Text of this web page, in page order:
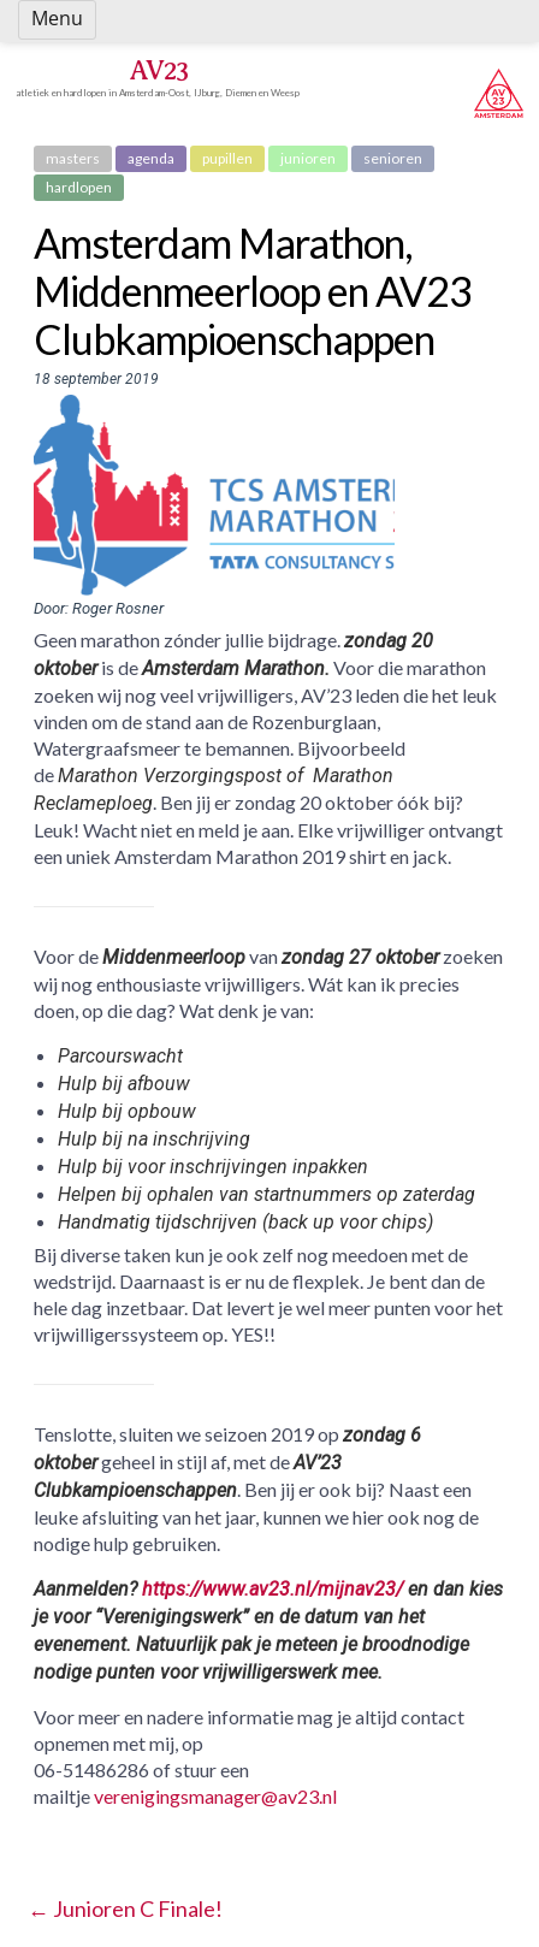
Spring
naar
AV23
atletiek en hardlopen in Amsterdam-Oost, IJburg, Diemen en Weesp
masters agenda pupillen junioren
senioren
hardlopen
Amsterdam Marathon,
Middenmeerloop en AV23
Clubkampioenschappen
18 september 2019
Door: Roger Rosner
Geen marathon zónder jullie bijdrage.zondag 20
oktoberis deAmsterdam Marathon. Voor die marathon
zoeken wij nog veel vrijwilligers, AV’23 leden die het leuk
vinden om de stand aan de Rozenburglaan,
Watergraafsmeer te bemannen. Bijvoorbeeld
deMarathon Verzorgingspost of Marathon
Reclameploeg . Ben jij er zondag 20 oktober óók bij?
Leuk! Wacht niet en meld je aan. Elke vrijwilliger ontvangt
een uniek Amsterdam Marathon 2019 shirt en jack.
Voor deMiddenmeerloopvanzondag 27 oktoberzoeken
wij nog enthousiaste vrijwilligers. Wát kan ik precies
doen, op die dag? Wat denk je van:
Parcourswacht
Hulp bij afbouw
Hulp bij opbouw
Hulp bij na inschrijving
Hulp bij voor inschrijvingen inpakken
Helpen bij ophalen van startnummers op zaterdag
Handmatig tijdschrijven (back up voor chips)
Bij diverse taken kun je ook zelf nog meedoen met de
wedstrijd. Daarnaast is er nu de flexplek. Je bent dan de
hele dag inzetbaar. Dat levert je wel meer punten voor het
vrijwilligerssysteem op. YES!!
Tenslotte, sluiten we seizoen 2019 opzondag 6
oktobergeheel in stijl af, met deAV’23
Clubkampioenschappen . Ben jij er ook bij? Naast een
leuke afsluiting van het jaar, kunnen we hier ook nog de
nodige hulp gebruiken.
Aanmelden?https://www.av23.nl/mijnav23/en dan kies
je voor “Verenigingswerk” en de datum van het
evenement. Natuurlijk pak je meteen je broodnodige
nodige punten voor vrijwilligerswerk mee.
Voor meer en nadere informatie mag je altijd contact
opnemen met mij, op
06-51486286 of stuur een
mailtjeverenigingsmanager@av23.nl
← Junioren C Finale!
Menu